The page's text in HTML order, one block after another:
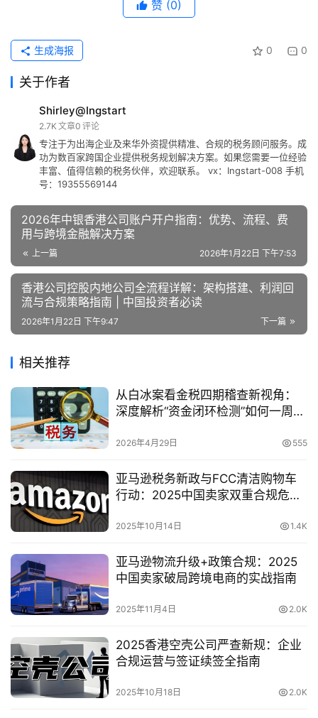
赞 (0)
0 0
生成海报
关于作者
Shirley@Ingstart
2.7K 文章0 评论
专注于为出海企业及来华外资提供精准、合规的税务顾问服务。成
功为数百家跨国企业提供税务规划解决方案。如果您需要一位经验
丰富、值得信赖的税务伙伴，欢迎联系。 vx：Ingstart-008 手机
号：19355569144
2026年中银香港公司账户开户指南：优势、流程、费
用与跨境金融解决方案
上一篇 2026年1月22日 下午7:53
香港公司控股内地公司全流程详解：架构搭建、利润回
流与合规策略指南 | 中国投资者必读
下一篇
2026年1月22日 下午9:47
相关推荐
从白冰案看金税四期稽查新视角：
深度解析“资金闭环检测”如何一周内
2026年4月29日 555
亚马逊税务新政与FCC清洁购物车
行动：2025中国卖家双重合规危机
2025年10月14日 1.4K
亚马逊物流升级+政策合规：2025
中国卖家破局跨境电商的实战指南
2025年11月4日 2.0K
2025香港空壳公司严查新规：企业
合规运营与签证续签全指南
2025年10月18日 2.0K